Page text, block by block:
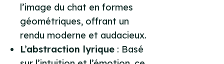
l’image du chat en formes
géométriques, offrant un
rendu moderne et audacieux.
L’abstraction lyrique : Basé